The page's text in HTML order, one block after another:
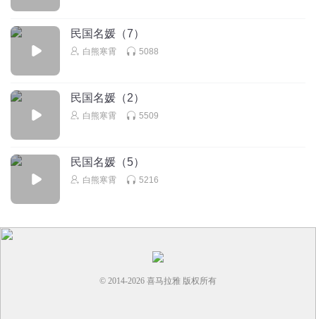
民国名媛（7）
白熊寒霄 5088
民国名媛（2）
白熊寒霄 5509
民国名媛（5）
白熊寒霄 5216
© 2014-2026 喜马拉雅 版权所有